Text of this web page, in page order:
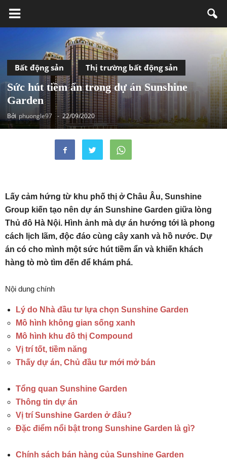
Bất động sản Thị trường bất động sản
Sức hút tiềm ẩn trong dự án Sunshine
Garden
Bởi phuongle97 - 22/09/2020
Lấy cảm hứng từ khu phố thị ở Châu Âu, Sunshine
Group kiến tạo nên dự án Sunshine Garden giữa lòng
Thủ đô Hà Nội. Hình ảnh mà dự án hướng tới là phong
cách lịch lãm, độc đáo cùng cây xanh và hồ nước. Dự
án có cho mình một sức hút tiềm ẩn và khiến khách
hàng tò mò tìm đến để khám phá.
Nội dung chính
Lý do Nhà đầu tư lựa chọn Sunshine Garden
Mô hình không gian sống xanh
Mô hình khu đô thị Compound
Vị trí tốt, tiềm năng
Thấy dự án, Chủ đầu tư mới mở bán
Tổng quan Sunshine Garden
Thông tin dự án
Vị trí Sunshine Garden ở đâu?
Đặc điểm nổi bật trong Sunshine Garden là gì?
Chính sách bán hàng của Sunshine Garden